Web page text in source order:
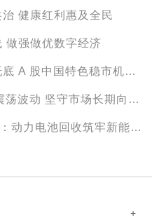
健康红利惠及全民
做强做优数字经济
中国特色稳市机制持续显效
坚守市场长期向好基本面
电池回收筑牢新能源绿色闭环
+